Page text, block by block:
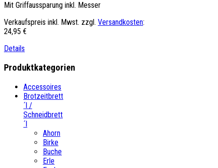
Mit Griffaussparung inkl. Messer
Verkaufspreis inkl. Mwst. zzgl. Versandkosten:
24,95 €
Details
Produktkategorien
Accessoires
Brotzeitbrett
´l /
Schneidbrett
´l
Ahorn
Birke
Buche
Erle